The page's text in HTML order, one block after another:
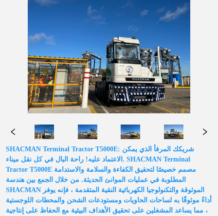
SHACMAN Terminal Tractor T5000E: شريكك المرفأ الذي يمكن
الاعتماد عليه! راحة البال في كل نقل ميناء. SHACMAN Terminal
Tractor T5000E مصمم خصيصًا لتحقيق الكفاءة والسلامة والاستدامة
المطلوبة في عمليات الموانئ الحديثة. من خلال الجمع بين هندسة
SHACMAN الموثوقة والتكنولوجيا الكهربائية النقية المتقدمة ، فإنه يوفر
أداءً موثوقًا به لساحات الحاويات ومستودعات الشحن والمحطات اللوجستية
، مما يساعد المشغلين على تحقيق الأهداف البيئية مع الحفاظ على إنتاجية